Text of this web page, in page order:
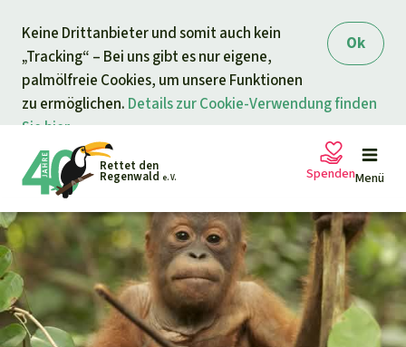
Ok
Keine Drittanbieter und somit auch kein
„Tracking“ – Bei uns gibt es nur eigene,
palmölfreie Cookies, um unsere Funktionen
zu ermöglichen. Details zur Cookie-Verwendung finden
Sie hier.
springen
Rettet den
Regenwald e. V. Menü
Petitionen
Projekte
Spenden
Ihre Spende hilft
Allgemeine Spende